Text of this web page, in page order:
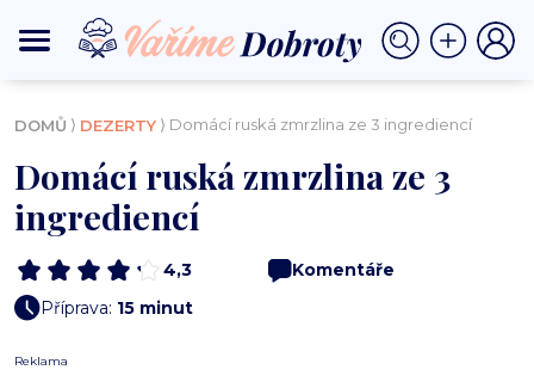
DOMŮ ⟩ DEZERTY ⟩ Domácí ruská zmrzlina ze 3 ingrediencí
Domácí ruská zmrzlina ze 3
ingrediencí
4,3
Komentáře
Příprava: 15 minut
Reklama